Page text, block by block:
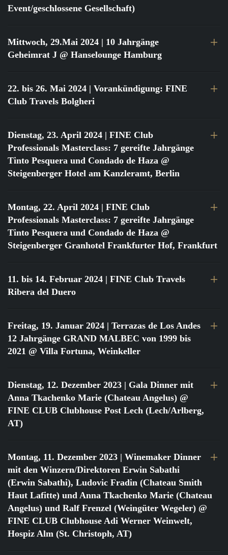
Event/geschlossene Gesellschaft)
Mittwoch, 29.Mai 2024 | 10 Jahrgänge
Geheimrat J @ Hanselounge Hamburg
22. bis 26. Mai 2024 | Vorankündigung: FINE
Club Travels Bolgheri
Dienstag, 23. April 2024 | FINE Club
Professionals Masterclass: 7 gereifte Jahrgänge
Tinto Pesquera und Condado de Haza @
Steigenberger Hotel am Kanzleramt, Berlin
Montag, 22. April 2024 | FINE Club
Professionals Masterclass: 7 gereifte Jahrgänge
Tinto Pesquera und Condado de Haza @
Steigenberger Granhotel Frankfurter Hof, Frankfurt
11. bis 14. Februar 2024 | FINE Club Travels
Ribera del Duero
Freitag, 19. Januar 2024 | Terrazas de Los Andes
12 Jahrgänge GRAND MALBEC von 1999 bis
2021 @ Villa Fortuna, Weinkeller
Dienstag, 12. Dezember 2023 | Gala Dinner mit
Anna Tkachenko Marie (Chateau Angelus) @
FINE CLUB Clubhouse Post Lech (Lech/Arlberg,
AT)
Montag, 11. Dezember 2023 | Winemaker Dinner
mit den Winzern/Direktoren Erwin Sabathi
(Erwin Sabathi), Ludovic Fradin (Chateau Smith
Haut Lafitte) und Anna Tkachenko Marie (Chateau
Angelus) und Ralf Frenzel (Weingüter Wegeler) @
FINE CLUB Clubhouse Adi Werner Weinwelt,
Hospiz Alm (St. Christoph, AT)